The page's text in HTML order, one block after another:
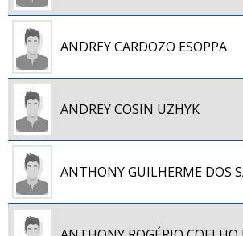
ANDREY CARDOZO ESOPPA
ANDREY COSIN UZHYK
ANTHONY GUILHERME DOS